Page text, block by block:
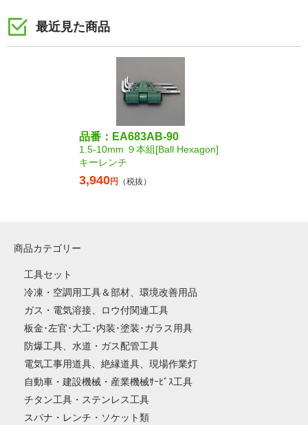
最近見た商品
品番：EA683AB-90
1.5-10mm ９本組[Ball Hexagon]
キーレンチ
3,940円 （税抜）
商品カテゴリー
工具セット
冷凍・空調用工具＆部材、環境改善用品
ガス・電気溶接、ロウ付関連工具
板金･左官･大工･内装･塗装･ガラス用具
防爆工具、水道・ガス配管工具
電気工事用道具、絶縁道具、現場作業灯
自動車・建設機械・産業機械ｻｰﾋﾞｽ工具
チタン工具・ステンレス工具
スパナ・レンチ・ソケット類